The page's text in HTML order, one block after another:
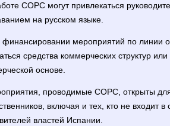
СОРС могут привлекаться
на русском языке.
мероприятий по линии
средства коммерческих структур
основе.
проводимые СОРС, открыты
включая и тех, кто не входит
властей Испании.